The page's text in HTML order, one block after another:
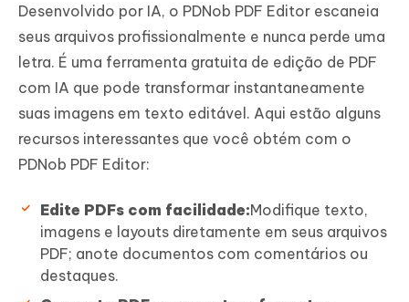
Desenvolvido por IA, o PDNob PDF Editor escaneia
seus arquivos profissionalmente e nunca perde uma
letra. É uma ferramenta gratuita de edição de PDF
com IA que pode transformar instantaneamente
suas imagens em texto editável. Aqui estão alguns
recursos interessantes que você obtém com o
PDNob PDF Editor:
Edite PDFs com facilidade:Modifique texto,
imagens e layouts diretamente em seus arquivos
PDF; anote documentos com comentários ou
destaques.